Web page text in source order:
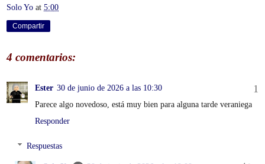
Solo Yo at 5:00
Compartir
4 comentarios:
Ester 30 de junio de 2026 a las 10:30
Parece algo novedoso, está muy bien para alguna tarde veraniega
Responder
Respuestas